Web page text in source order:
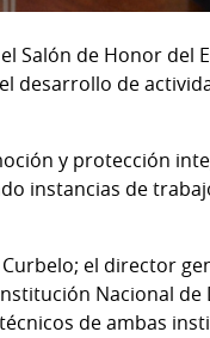
Salón de Honor del
desarrollo de
y protección
instancias de
el director
Nacional de
de ambas